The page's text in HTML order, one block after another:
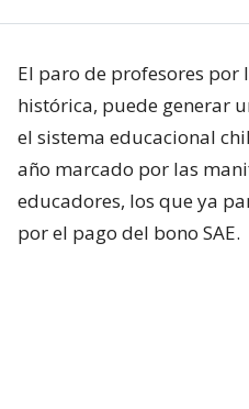
El paro de profesores
histórica, puede generar
el sistema educacional
año marcado por las
educadores, los que ya
por el pago del bono SAE.